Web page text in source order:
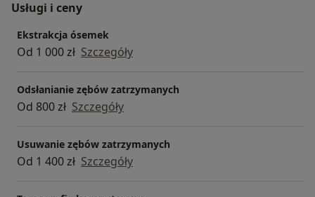
Usługi i ceny
Ekstrakcja ósemek
Od 1 000 zł Szczegóły
Odsłanianie zębów zatrzymanych
Od 800 zł Szczegóły
Usuwanie zębów zatrzymanych
Od 1 400 zł Szczegóły